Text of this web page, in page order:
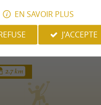
DE LA VALLÉE
et Découverte à Bedous
2.7 km
EN SAVOIR PLUS
J'ACCEPTE